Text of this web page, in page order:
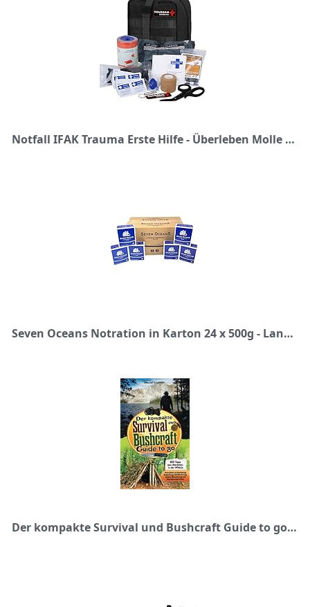
Notfall IFAK Trauma Erste Hilfe - Überleben Molle Taktische Outdoor-Sachen Molle-System Hurrikan-Bereitschaft Bug Out Bag Wundverband für Autocamping Kyak Mountain Car Erdbeben
Seven Oceans Notration in Karton 24 x 500g - Langzeitnahrung für Outdoor-, Überlebens- und Notfallsituationen
Der kompakte Survival und Bushcraft Guide to go: 100 Tipps zum Überleben in der Wildnis - Praxisbuch zu Ausrüstung, Bekleidung, Notfallnahrung, sichere Orientierung und Überlebenstechniken